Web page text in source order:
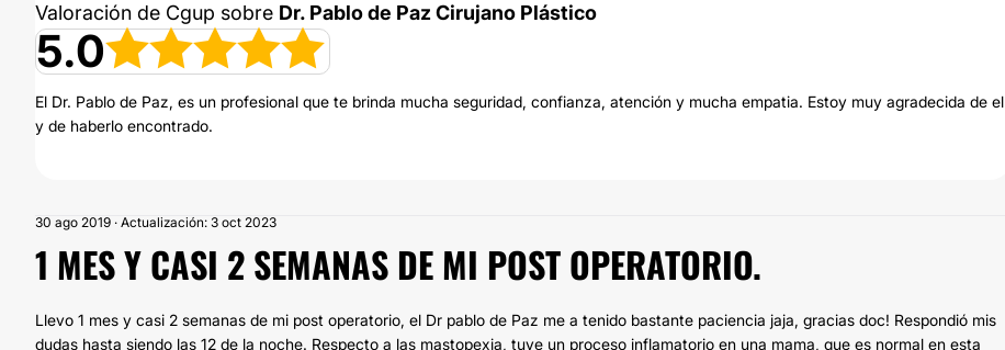
Valoración de Cgup sobre Dr. Pablo de Paz Cirujano Plástico
5.0
El Dr. Pablo de Paz, es un profesional que te brinda mucha seguridad, confianza, atención y mucha empatia. Estoy muy agradecida de el
y de haberlo encontrado.
30 ago 2019 · Actualización: 3 oct 2023
1 MES Y CASI 2 SEMANAS DE MI POST OPERATORIO.
Llevo 1 mes y casi 2 semanas de mi post operatorio, el Dr pablo de Paz me a tenido bastante paciencia jaja, gracias doc! Respondió mis
dudas hasta siendo las 12 de la noche. Respecto a las mastopexia, tuve un proceso inflamatorio en una mama, que es normal en esta